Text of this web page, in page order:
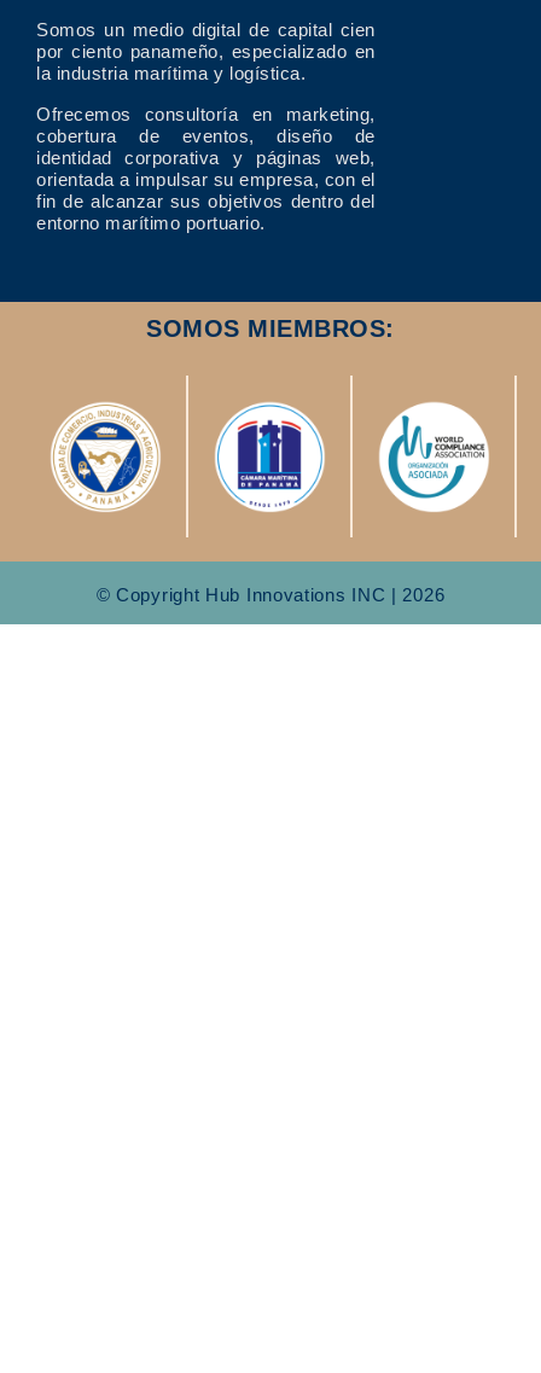
Somos un medio digital de capital cien
por ciento panameño, especializado en
la industria marítima y logística.
Ofrecemos consultoría en marketing,
cobertura de eventos, diseño de
identidad corporativa y páginas web,
orientada a impulsar su empresa, con el
fin de alcanzar sus objetivos dentro del
entorno marítimo portuario.
SOMOS MIEMBROS:
© Copyright Hub Innovations INC | 2026